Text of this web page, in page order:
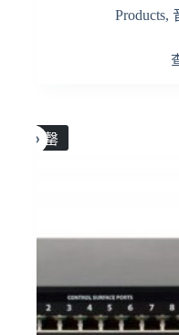
Products,
售罄